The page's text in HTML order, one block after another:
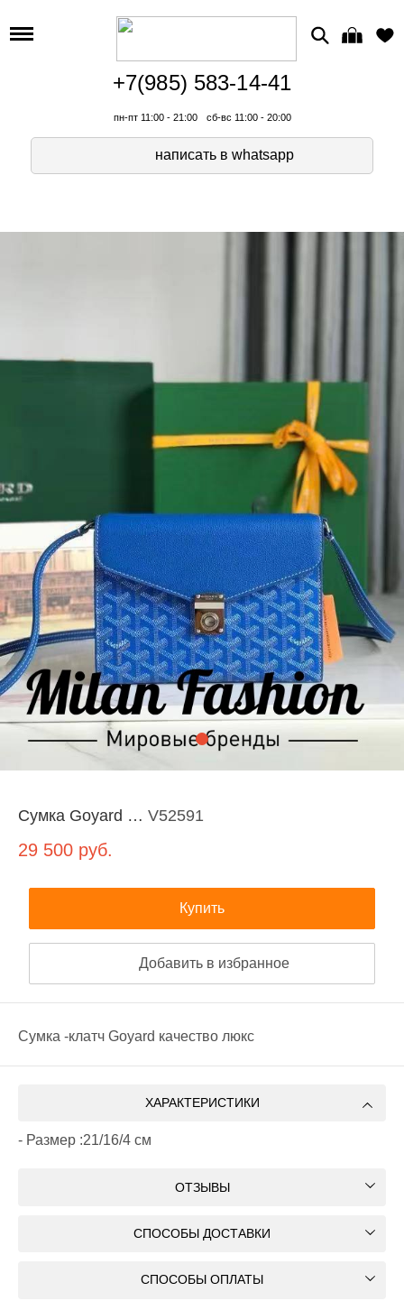
+7(985) 583-14-41
пн-пт 11:00 - 21:00 сб-вс 11:00 - 20:00
написать в whatsapp
Сумка Goyard … V52591
29 500 руб.
Купить
Добавить в избранное
Сумка -клатч Goyard качество люкс
ХАРАКТЕРИСТИКИ
- Размер :21/16/4 см
ОТЗЫВЫ
СПОСОБЫ ДОСТАВКИ
СПОСОБЫ ОПЛАТЫ